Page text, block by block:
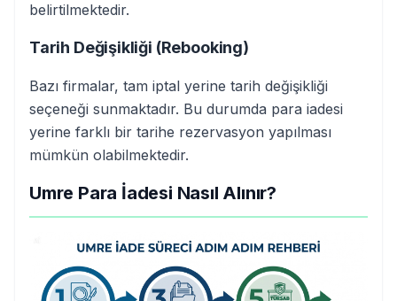
belirtilmektedir.
Tarih Değişikliği (Rebooking)
Bazı firmalar, tam iptal yerine tarih değişikliği
seçeneği sunmaktadır. Bu durumda para iadesi
yerine farklı bir tarihe rezervasyon yapılması
mümkün olabilmektedir.
Umre Para İadesi Nasıl Alınır?